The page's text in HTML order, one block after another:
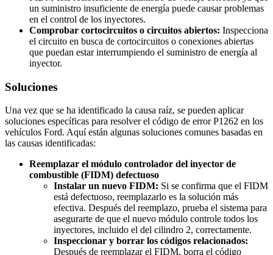
un suministro insuficiente de energía puede causar problemas
en el control de los inyectores.
Comprobar cortocircuitos o circuitos abiertos: Inspecciona
el circuito en busca de cortocircuitos o conexiones abiertas
que puedan estar interrumpiendo el suministro de energía al
inyector.
Soluciones
Una vez que se ha identificado la causa raíz, se pueden aplicar
soluciones específicas para resolver el código de error P1262 en los
vehículos Ford. Aquí están algunas soluciones comunes basadas en
las causas identificadas:
Reemplazar el módulo controlador del inyector de
combustible (FIDM) defectuoso
Instalar un nuevo FIDM: Si se confirma que el FIDM
está defectuoso, reemplazarlo es la solución más
efectiva. Después del reemplazo, prueba el sistema para
asegurarte de que el nuevo módulo controle todos los
inyectores, incluido el del cilindro 2, correctamente.
Inspeccionar y borrar los códigos relacionados:
Después de reemplazar el FIDM, borra el código